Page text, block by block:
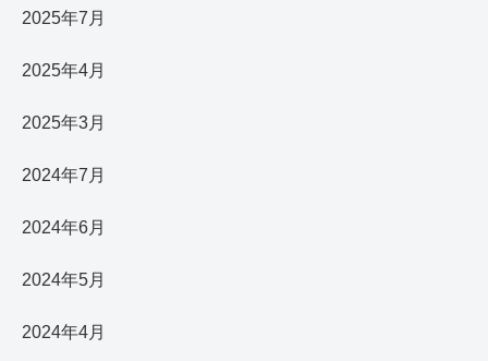
2025年7月
2025年4月
2025年3月
2024年7月
2024年6月
2024年5月
2024年4月